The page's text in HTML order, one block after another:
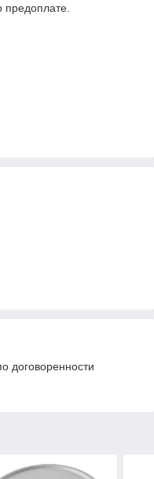
предоплате.
договоренности